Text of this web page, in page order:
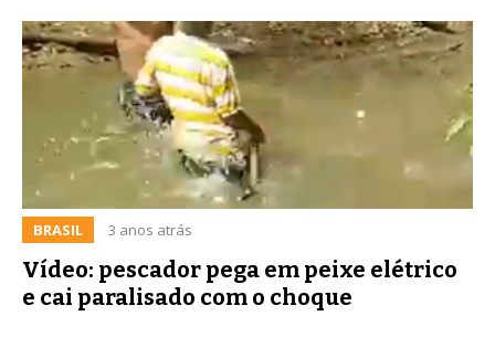
BRASIL 3 anos atrás
Vídeo: pescador pega em peixe elétrico
e cai paralisado com o choque